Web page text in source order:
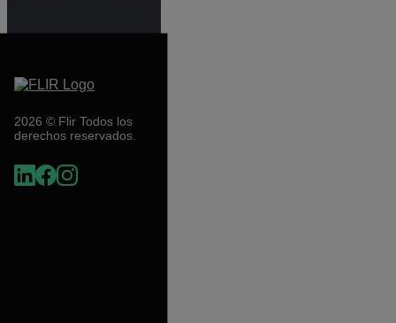
2026 © Flir Todos los
derechos reservados.